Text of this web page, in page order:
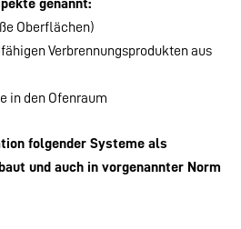
Oberflächen)
Verbrennungsprodukten aus
in den Ofenraum
folgender Systeme als
und auch in vorgenannter Norm